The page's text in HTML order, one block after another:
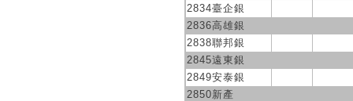
2834臺企銀
2836高雄銀
2838聯邦銀
2845遠東銀
2849安泰銀
2850新產